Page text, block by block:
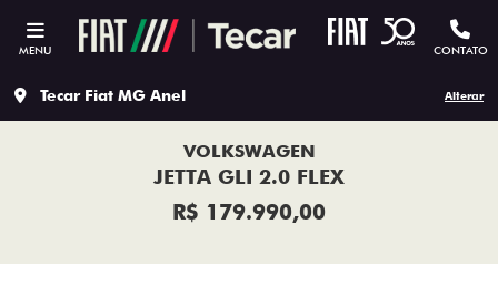
MENU CONTATO
Tecar Fiat MG Anel Alterar
VOLKSWAGEN
JETTA GLI 2.0 FLEX
R$ 179.990,00